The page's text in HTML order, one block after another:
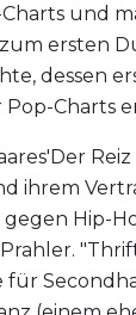
Charts und
zum ersten
dessen
Pop-Charts
ihrem
gegen Hip-
für